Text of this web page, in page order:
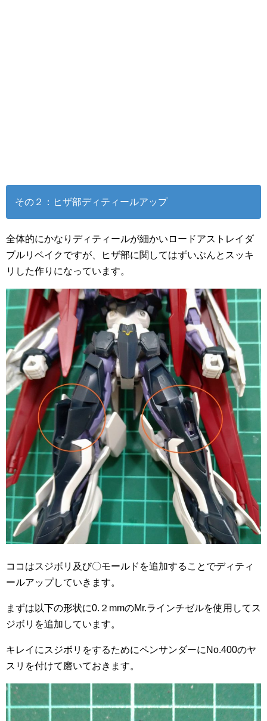
その２：ヒザ部ディティールアップ
全体的にかなりディティールが細かいロードアストレイダ
ブルリベイクですが、ヒザ部に関してはずいぶんとスッキ
リした作りになっています。
ココはスジボリ及び〇モールドを追加することでディティ
ールアップしていきます。
まずは以下の形状に0.２mmのMr.ラインチゼルを使用してス
ジボリを追加しています。
キレイにスジボリをするためにペンサンダーにNo.400のヤ
スリを付けて磨いておきます。